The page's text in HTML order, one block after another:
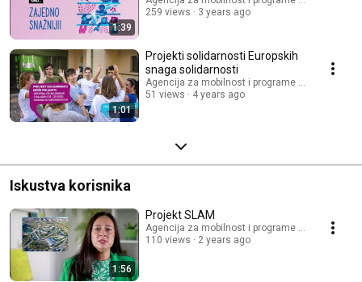
1:39
259 views
3 years ago
1:01
Projekti solidarnosti Europskih
snaga solidarnosti
Agencija za mobilnost i programe Europske
51 views
4 years ago
Iskustva korisnika
1:56
Projekt SLAM
Agencija za mobilnost i programe Europske
110 views
2 years ago